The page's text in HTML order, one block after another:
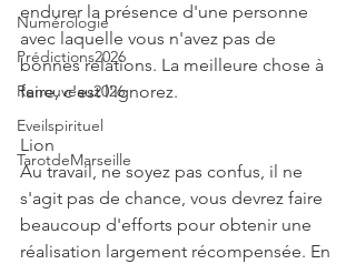
Numérologie
Prédictions2026
Renouveau2026
Eveilspirituel
TarotdeMarseille
endurer la présence d'une personne
avec laquelle vous n'avez pas de
bonnes relations. La meilleure chose à
faire, c'est l'ignorez.
Lion
Au travail, ne soyez pas confus, il ne
s'agit pas de chance, vous devrez faire
beaucoup d'efforts pour obtenir une
réalisation largement récompensée. En